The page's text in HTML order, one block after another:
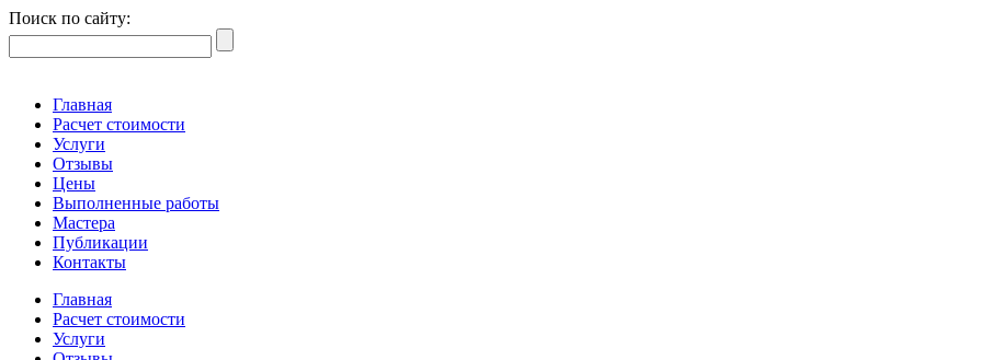
Поиск по сайту:
Главная
Расчет стоимости
Услуги
Отзывы
Цены
Выполненные работы
Мастера
Публикации
Контакты
Главная
Расчет стоимости
Услуги